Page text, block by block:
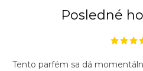
Posledné
Tento parfém sa dá